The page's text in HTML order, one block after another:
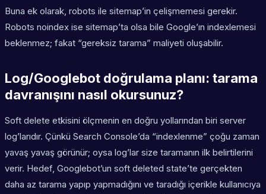
Buna ek olarak, robots ile sitemap’in çelişmemesi gerekir.
Robots noindex ise sitemap’ta olsa bile Google’ın indexlemesi
beklenmez; fakat “gereksiz tarama” maliyeti oluşabilir.
Log/Googlebot doğrulama planı: tarama
davranışını nasıl okursunuz?
Soft delete etkisini ölçmenin en doğru yollarından biri server
log’larıdır. Çünkü Search Console’da “indexlenme” çoğu zaman
yavaş yavaş görünür; oysa log’lar size taramanın ilk belirtilerini
verir. Hedef, Googlebot’un soft deleted state’te gerçekten
daha az tarama yapıp yapmadığını ve taradığı içerikle kullanıcıya